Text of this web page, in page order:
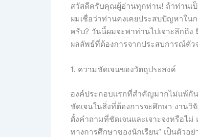
สวัสดีครับคุณผู้อ่านทุกท่าน! ถ้าท่านเ
ผมเชื่อว่าท่านคงเคยประสบปัญหาใ
ครับ? วันนี้ผมจะพาท่านไปเจาะลึกถึง
ผลลัพธ์ที่ต้องการจากประสบการณ์ตัว
1. ความชัดเจนของวัตถุประสงค์
องค์ประกอบแรกที่สำคัญมากไม่แพ้กั
ชัดเจนในสิ่งที่ต้องการจะศึกษา งานวิ
ตั้งคำถามที่ชัดเจนและเจาะจงหรือไ
ทางการศึกษาของนักเรียน” เป็นตัวอย่